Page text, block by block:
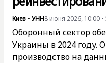
Киев • УНН8 июня 2026, 10:00 •
Оборонный сектор
Украины в 2024 году.
производство на